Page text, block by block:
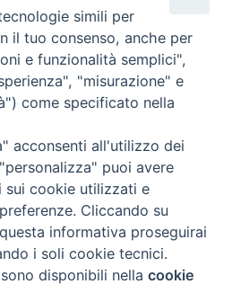
Informativa Cookie
Preferenze Cookie
simili per
il tuo consenso, anche per
e funzionalità semplici",
"misurazione" e
come specificato nella
acconsenti all'utilizzo dei
puoi avere
sui cookie utilizzati e
Cliccando su
informativa proseguirai
i soli cookie tecnici.
disponibili nellacookie